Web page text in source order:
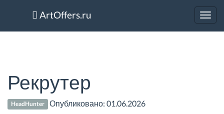
ArtOffers.ru
Рекрутер
HeadHunter Опубликовано:01.06.2026